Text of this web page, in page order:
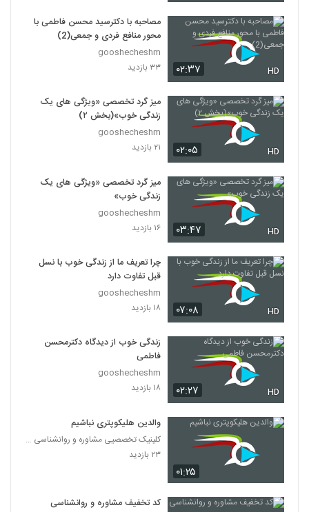
۰۲:۳۷ HD
مصاحبه با دکترسید محسن فاطمی با
محور منافع فردی و جمعی(2)
gooshecheshm
۳۳ بازدید
۰۲:۰۵ HD
میز گرد تخصصی «ویژگی های یک
زندگی خوب»(بخش ۲)
gooshecheshm
۲۱ بازدید
۰۳:۴۷ HD
میز گرد تخصصی «ویژگی های یک
زندگی خوب»
gooshecheshm
۱۶ بازدید
۰۷:۰۸ HD
چرا تعریف ما از زندگی خوب با نسل
قبل تفاوت دارد
gooshecheshm
۱۸ بازدید
۰۲:۲۷ HD
زندگی خوب از دیدگاه دکترمحسن
فاطمی
gooshecheshm
۱۸ بازدید
۰۱:۲۵
والدین هلیکوپتری نباشیم
کلینیک تخصصیی مشاوره و روانشناسی خانواده ایرانی
۲۳ بازدید
کد تخفیف مشاوره و روانشناسی